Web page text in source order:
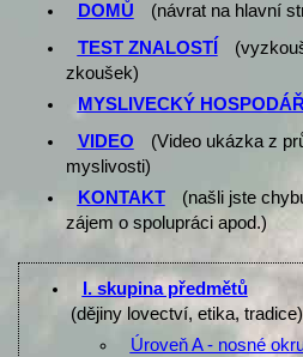
DOMŮ
(návrat na hlavní
TEST ZNALOSTÍ
zkoušek)
MYSLIVECKÝ
VIDEO
(Video ukázka z
myslivosti)
KONTAKT
(našli jste
zájem o spolupráci apod.)
I. skupina předmětů
(dějiny lovectví, etika, tradice)
Úroveň A - nosné